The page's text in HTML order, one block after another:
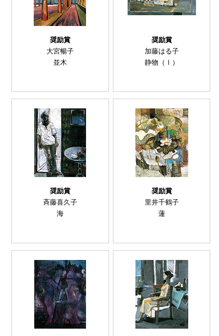
奨励賞
大宮暢子
並木
奨励賞
加藤はる子
静物（Ⅰ）
奨励賞
斉藤喜久子
海
奨励賞
里井千鶴子
蓮